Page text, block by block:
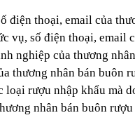
điện thoại, email của
vụ, số điện thoại, email
nghiệp của thương
thương nhân bán buôn
loại rượu nhập khẩu mà
nhân bán buôn